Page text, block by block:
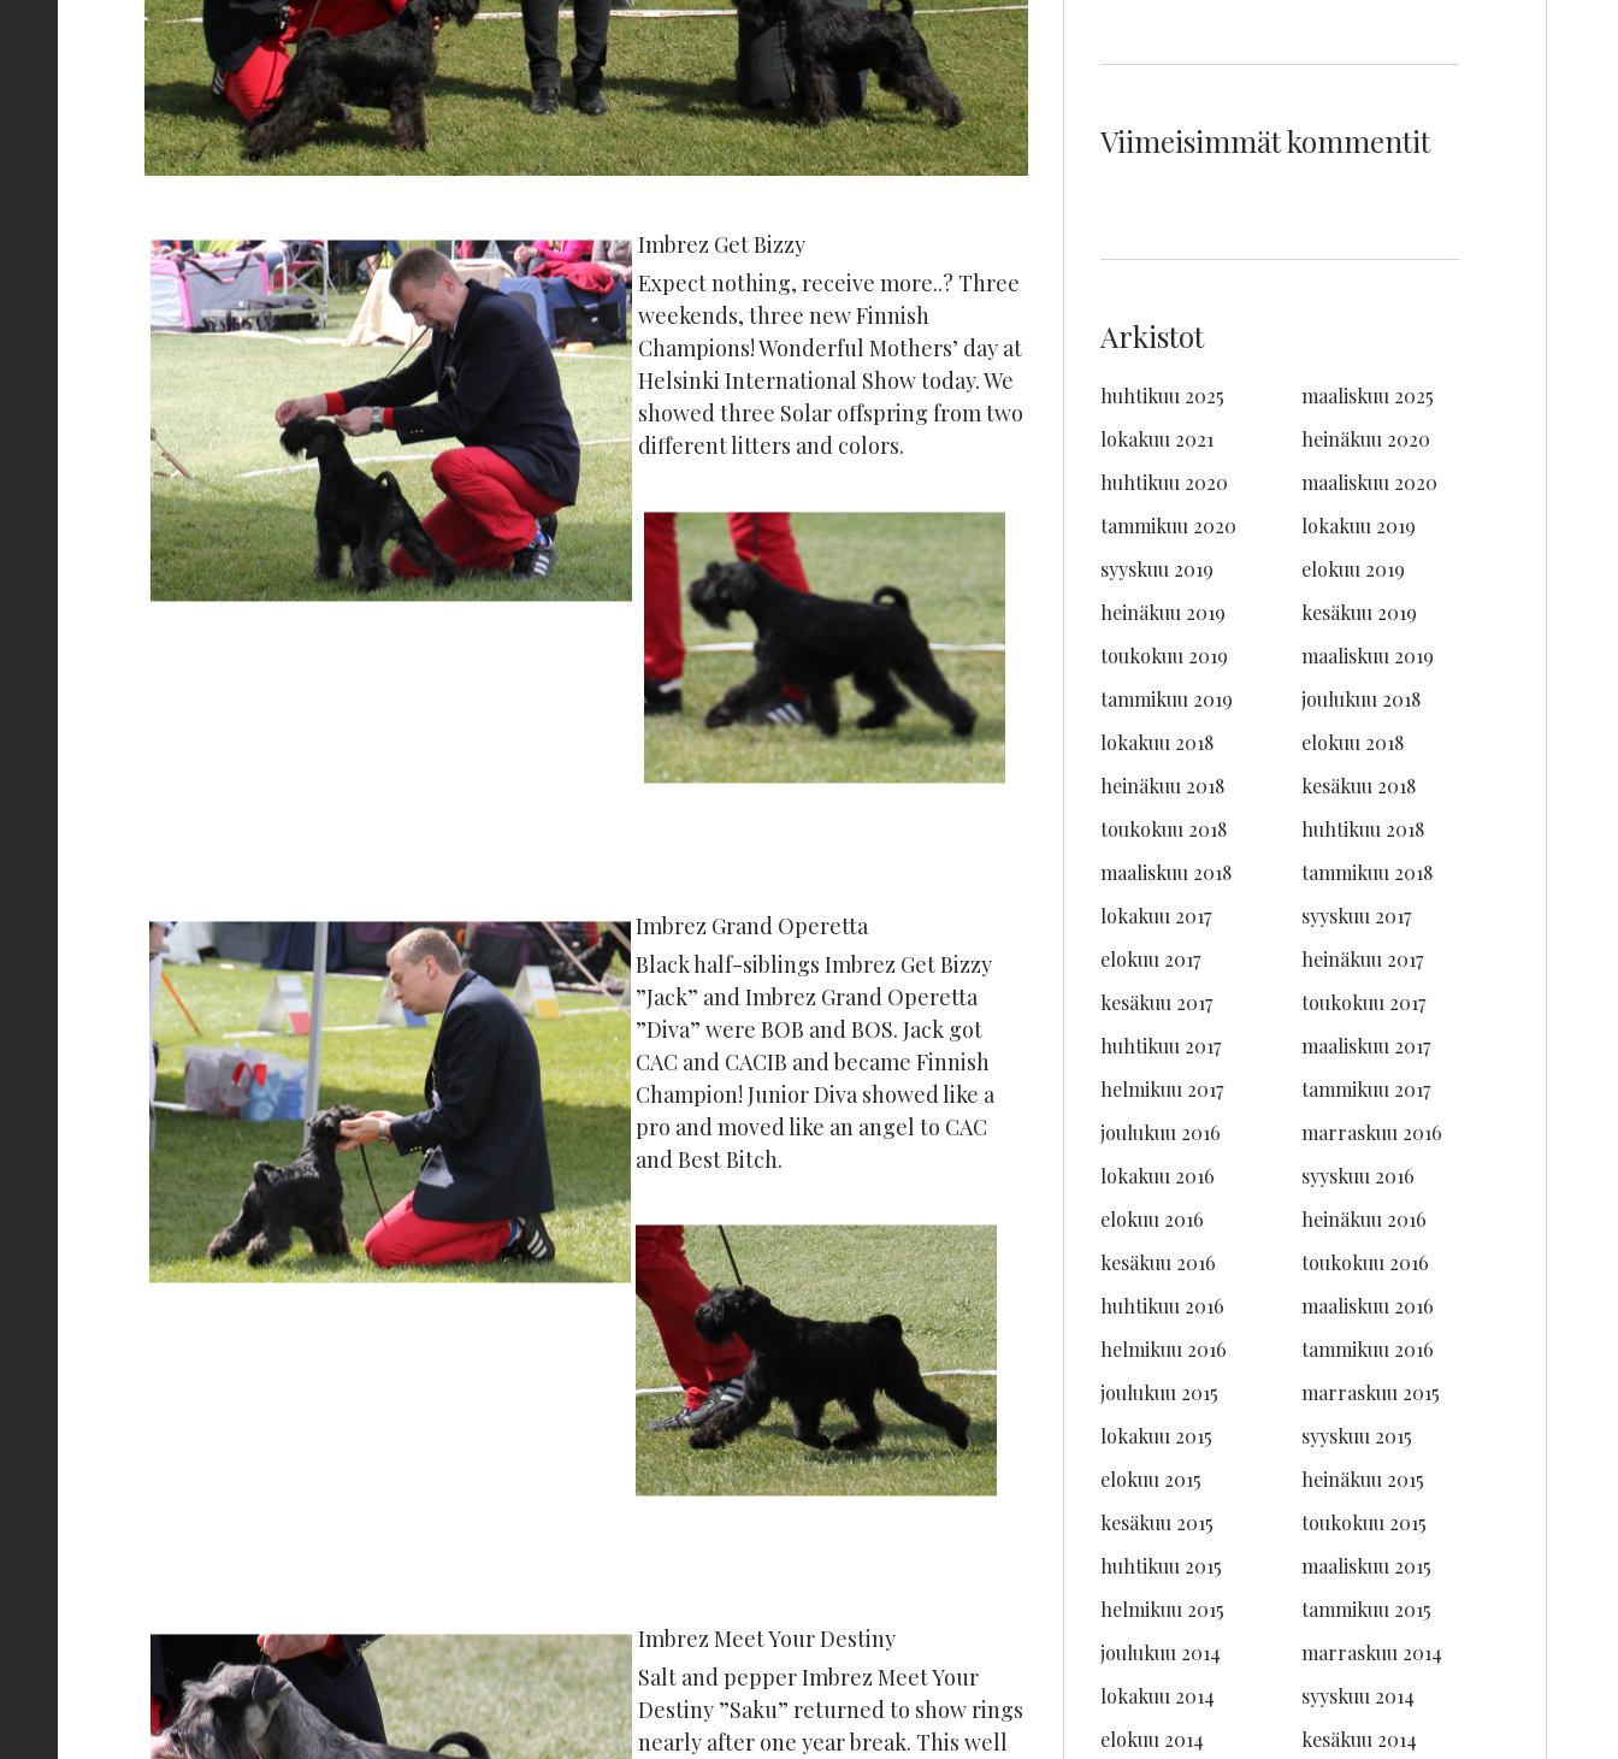
Imbrez Get Bizzy
Expect nothing, receive more..? Three
weekends, three new Finnish
Champions! Wonderful Mothers’ day at
Helsinki International Show today. We
showed three Solar offspring from two
different litters and colors.
Imbrez Grand Operetta
Black half-siblings Imbrez Get Bizzy
”Jack” and Imbrez Grand Operetta
”Diva” were BOB and BOS. Jack got
CAC and CACIB and became Finnish
Champion! Junior Diva showed like a
pro and moved like an angel to CAC
and Best Bitch.
Imbrez Meet Your Destiny
Salt and pepper Imbrez Meet Your
Destiny ”Saku” returned to show rings
nearly after one year break. This well
Viimeisimmät kommentit
Arkistot
huhtikuu 2025
maaliskuu 2025
lokakuu 2021
heinäkuu 2020
huhtikuu 2020
maaliskuu 2020
tammikuu 2020
lokakuu 2019
syyskuu 2019
elokuu 2019
heinäkuu 2019
kesäkuu 2019
toukokuu 2019
maaliskuu 2019
tammikuu 2019
joulukuu 2018
lokakuu 2018
elokuu 2018
heinäkuu 2018
kesäkuu 2018
toukokuu 2018
huhtikuu 2018
maaliskuu 2018
tammikuu 2018
lokakuu 2017
syyskuu 2017
elokuu 2017
heinäkuu 2017
kesäkuu 2017
toukokuu 2017
huhtikuu 2017
maaliskuu 2017
helmikuu 2017
tammikuu 2017
joulukuu 2016
marraskuu 2016
lokakuu 2016
syyskuu 2016
elokuu 2016
heinäkuu 2016
kesäkuu 2016
toukokuu 2016
huhtikuu 2016
maaliskuu 2016
helmikuu 2016
tammikuu 2016
joulukuu 2015
marraskuu 2015
lokakuu 2015
syyskuu 2015
elokuu 2015
heinäkuu 2015
kesäkuu 2015
toukokuu 2015
huhtikuu 2015
maaliskuu 2015
helmikuu 2015
tammikuu 2015
joulukuu 2014
marraskuu 2014
lokakuu 2014
syyskuu 2014
elokuu 2014
kesäkuu 2014